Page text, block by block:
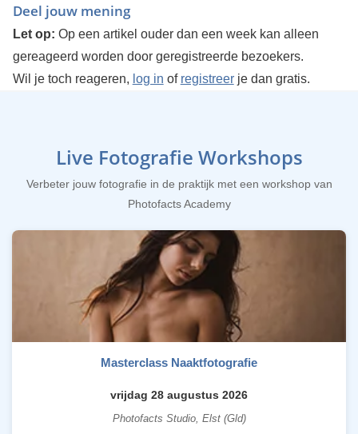
Deel jouw mening
Let op: Op een artikel ouder dan een week kan alleen
gereageerd worden door geregistreerde bezoekers.
Wil je toch reageren, log in of registreerje dan gratis.
Live Fotografie Workshops
Verbeter jouw fotografie in de praktijk met een workshop van
Photofacts Academy
Masterclass Naaktfotografie
vrijdag 28 augustus 2026
Photofacts Studio, Elst (Gld)